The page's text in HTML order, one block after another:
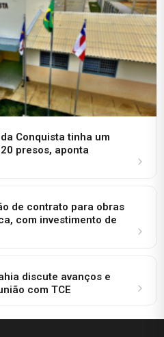
Conquista tinha um
presos, aponta
de contrato para obras
com investimento de
discute avanços e
com TCE